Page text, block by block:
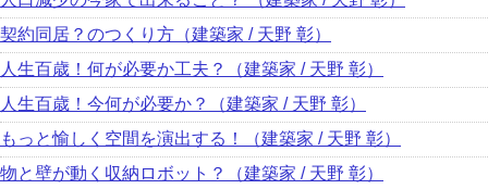
契約同居？のつくり方（建築家 / 天野 彰）
人生百歳！何が必要か工夫？（建築家 / 天野 彰）
人生百歳！今何が必要か？（建築家 / 天野 彰）
もっと愉しく空間を演出する！（建築家 / 天野 彰）
物と壁が動く収納ロボット？（建築家 / 天野 彰）